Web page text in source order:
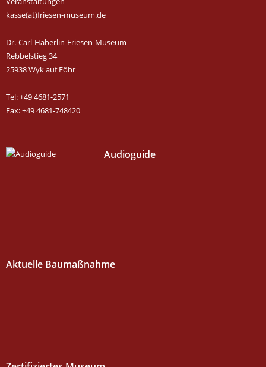
kasse(at)friesen-museum.de
Dr.-Carl-Häberlin-Friesen-Museum
Rebbelstieg 34
25938 Wyk auf Föhr
Tel: +49 4681-2571
Fax: +49 4681-748420
Audioguide
Aktuelle Baumaßnahme